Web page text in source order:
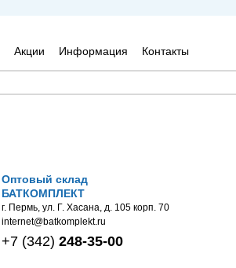
Акции Информация Контакты
Оптовый склад
БАТКОМПЛЕКТ
г. Пермь, ул. Г. Хасана, д. 105 корп. 70
internet@batkomplekt.ru
+7 (342) 248-35-00